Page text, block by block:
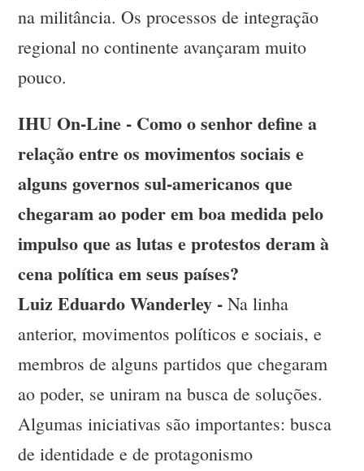
na militância. Os processos de integração
regional no continente avançaram muito
pouco.
IHU On-Line - Como o senhor define a
relação entre os movimentos sociais e
alguns governos sul-americanos que
chegaram ao poder em boa medida pelo
impulso que as lutas e protestos deram à
cena política em seus países?
Luiz Eduardo Wanderley - Na linha
anterior, movimentos políticos e sociais, e
membros de alguns partidos que chegaram
ao poder, se uniram na busca de soluções.
Algumas iniciativas são importantes: busca
de identidade e de protagonismo